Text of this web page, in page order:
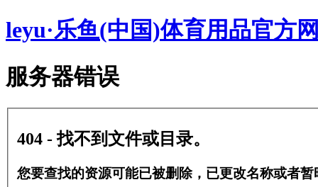
leyu·乐鱼(中国)体育用品官方
服务器错误
404 - 找不到文件或目录。
您要查找的资源可能已被删除，已更改名称或者暂